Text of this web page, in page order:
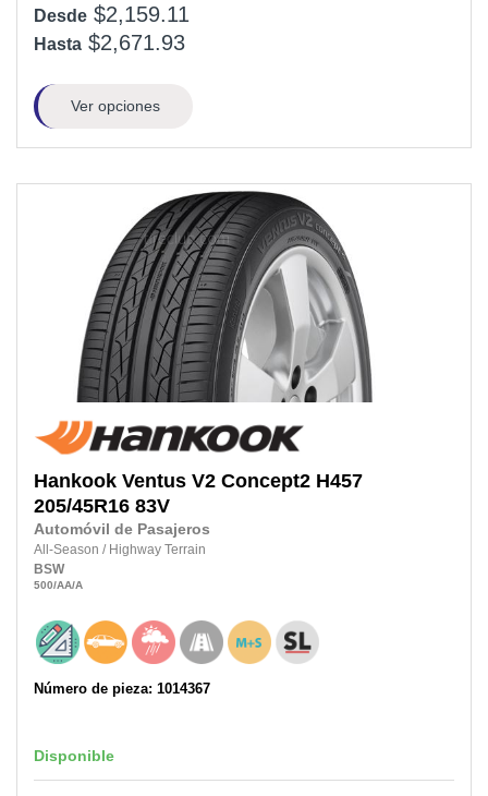
Desde $2,159.11
Hasta $2,671.93
Ver opciones
Hankook Ventus V2 Concept2 H457
205/45R16 83V
Automóvil de Pasajeros
All-Season / Highway Terrain
BSW
500/AA/A
Número de pieza: 1014367
Disponible